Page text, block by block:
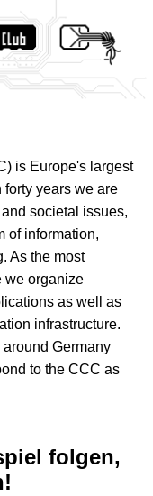
is Europe's largest
years we are
societal issues,
of information,
As the most
we organize
as well as
infrastructure.
around Germany
to the CCC as
folgen,